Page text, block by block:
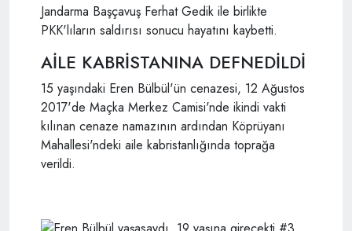
Jandarma Başçavuş Ferhat Gedik ile birlikte
PKK'lıların saldırısı sonucu hayatını kaybetti.
AİLE KABRİSTANINA DEFNEDİLDİ
15 yaşındaki Eren Bülbül'ün cenazesi, 12 Ağustos
2017'de Maçka Merkez Camisi'nde ikindi vakti
kılınan cenaze namazının ardından Köprüyanı
Mahallesi'ndeki aile kabristanlığında toprağa
verildi.